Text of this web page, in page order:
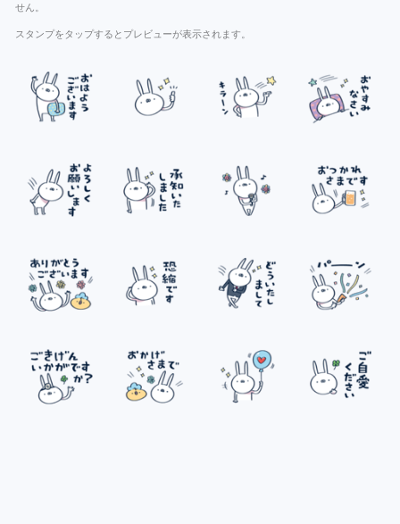
せん。
スタンプをタップするとプレビューが表示されます。